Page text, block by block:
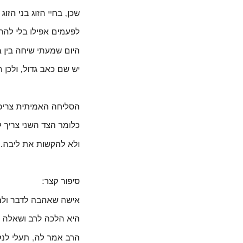
שכן, בחיי הזוג בני
לפעמים אפילו בלי
היום שמעתי שיחה
יש שם כאב גדול, ולכן
הסליחה האמיתית
כלומר הצד השני צריך
ולא להקשות את ליבה.
סיפור קצר:
אישה שאהבה לדבר
היא הלכה לרב ושאלה
הרב אמר לה, תעלי